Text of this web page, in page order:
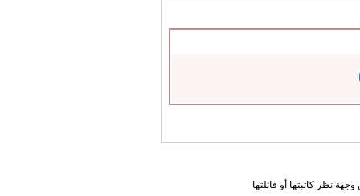
نظر كاتبتها أو قائلتها